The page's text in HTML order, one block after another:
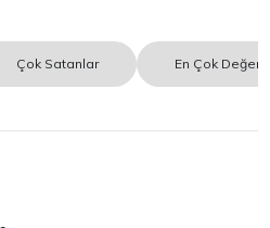
Çok Satanlar En Çok